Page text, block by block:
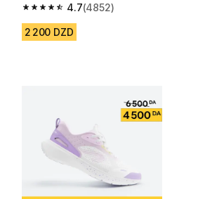
4.7
4.7 out of 5 stars from 4852 reviews
(4852)
2 200 DZD